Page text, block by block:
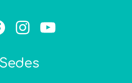
Instagram
YouTube
Sedes